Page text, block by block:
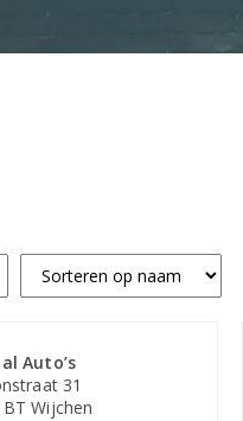
Auto’s
31
Wijchen